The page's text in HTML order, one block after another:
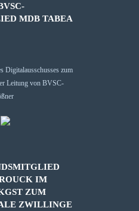
MDB TABEA
IM
ZUM
ZWILLINGE